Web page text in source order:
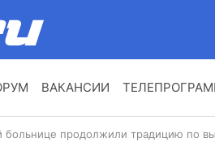
ВАКАНСИИ
больнице продолжили традицию по